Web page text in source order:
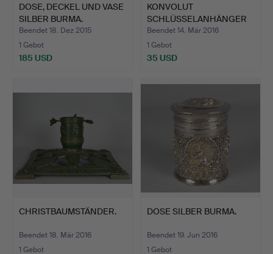
DOSE, DECKEL UND VASE
SILBER BURMA.
Beendet 18. Dez 2015
1 Gebot
185 USD
KONVOLUT
SCHLÜSSELANHÄNGER
SILBER.
Beendet 14. Mär 2016
1 Gebot
35 USD
CHRISTBAUMSTÄNDER.
Beendet 18. Mär 2016
1 Gebot
DOSE SILBER BURMA.
Beendet 19. Jun 2016
1 Gebot